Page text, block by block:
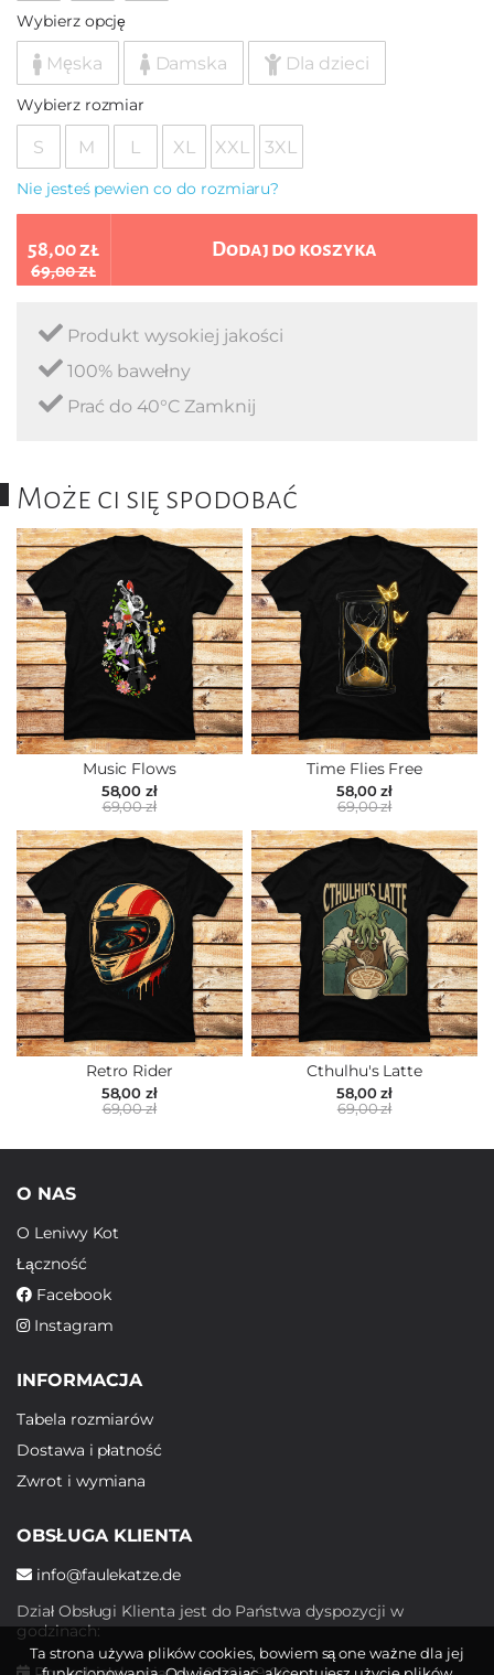
Wybierz opcję
Męska Damska Dla dzieci
Wybierz rozmiar
S M L XL XXL 3XL
Nie jesteś pewien co do rozmiaru?
58,00 zł
69,00 zł
Dodaj do koszyka
Produkt wysokiej jakości
100% bawełny
Prać do 40°C Zamknij
Może ci się spodobać
Music Flows
58,00 zł
69,00 zł
Time Flies Free
58,00 zł
69,00 zł
Retro Rider
58,00 zł
69,00 zł
Cthulhu's Latte
58,00 zł
69,00 zł
O NAS
O Leniwy Kot
Łączność
Facebook
Instagram
INFORMACJA
Tabela rozmiarów
Dostawa i płatność
Zwrot i wymiana
OBSŁUGA KLIENTA
info@faulekatze.de
Dział Obsługi Klienta jest do Państwa dyspozycji w
godzinach:
Ta strona używa plików cookies, bowiem są one ważne dla jej